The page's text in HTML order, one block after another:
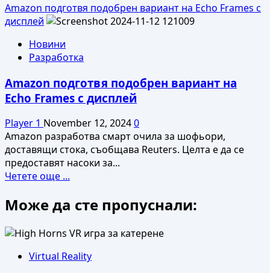
Amazon подготвя подобрен вариант на Echo Frames с
дисплей
Новини
Разработка
Amazon подготвя подобрен вариант на
Echo Frames с дисплей
Player 1 November 12, 20240
Amazon разработва смарт очила за шофьори,
доставящи стока, съобщава Reuters. Целта е да се
предоставят насоки за...
Четете още ...
about
подготвя
подобрен
вариант
Може да сте пропуснали:
Virtual Reality